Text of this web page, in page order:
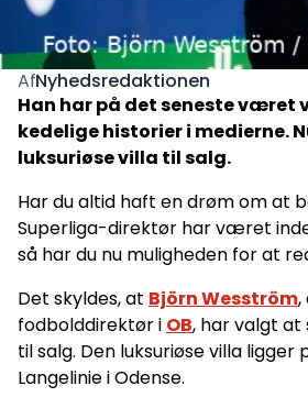
AfNyhedsredaktionen
Han har på det seneste været
kedelige historier i medierne.
luksuriøse villa til salg.
Har du altid haft en drøm om at
Superliga-direktør har været
så har du nu muligheden for at
Det skyldes, at Björn Wesström,
fodbolddirektør i OB, har valgt
til salg. Den luksuriøse villa ligger
Langelinie i Odense.